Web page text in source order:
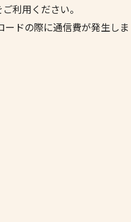
利用ください。
ドの際に通信費が発生しま